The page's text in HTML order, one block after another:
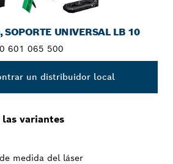
UNIVERSAL LB 10
0 601 065 500
un distribuidor local
variantes
medida del láser